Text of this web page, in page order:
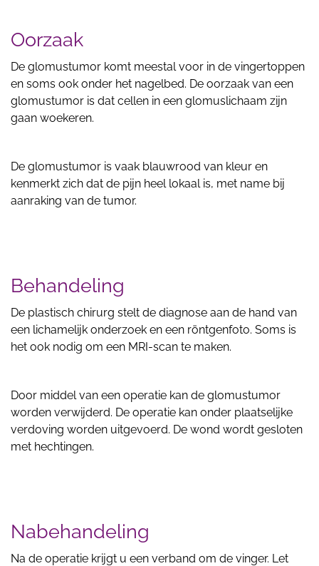
Oorzaak
De glomustumor komt meestal voor in de vingertoppen
en soms ook onder het nagelbed. De oorzaak van een
glomustumor is dat cellen in een glomuslichaam zijn
gaan woekeren.
De glomustumor is vaak blauwrood van kleur en
kenmerkt zich dat de pijn heel lokaal is, met name bij
aanraking van de tumor.
Behandeling
De plastisch chirurg stelt de diagnose aan de hand van
een lichamelijk onderzoek en een röntgenfoto. Soms is
het ook nodig om een MRI-scan te maken.
Door middel van een operatie kan de glomustumor
worden verwijderd. De operatie kan onder plaatselijke
verdoving worden uitgevoerd. De wond wordt gesloten
met hechtingen.
Nabehandeling
Na de operatie krijgt u een verband om de vinger. Let